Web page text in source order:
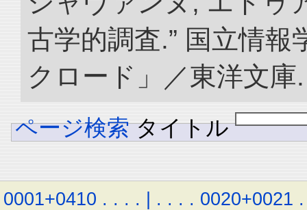
古学的調査.” 国立情
クロード」／東洋文
ページ検索 タイトル
0001+0410 . . . . | . . . . 0020+0021 .